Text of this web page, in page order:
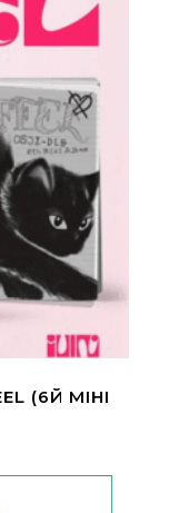
(6Й МІНІ